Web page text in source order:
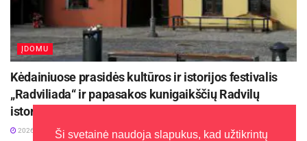
ĮDOMU
Kėdainiuose prasidės kultūros ir istorijos festivalis
„Radviliada“ ir papasakos kunigaikščių Radvilų
istoriją
2026-08-04 Ši svetainė naudoja slapukus, kad užtikrintų